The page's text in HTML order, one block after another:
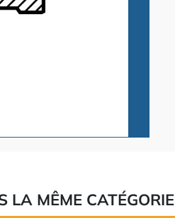
LA MÊME CATÉGORIE